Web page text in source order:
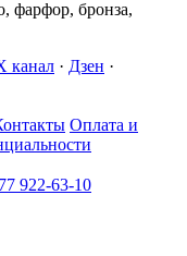
фарфор, бронза,
канал · Дзен ·
Оплата и
922-63-10